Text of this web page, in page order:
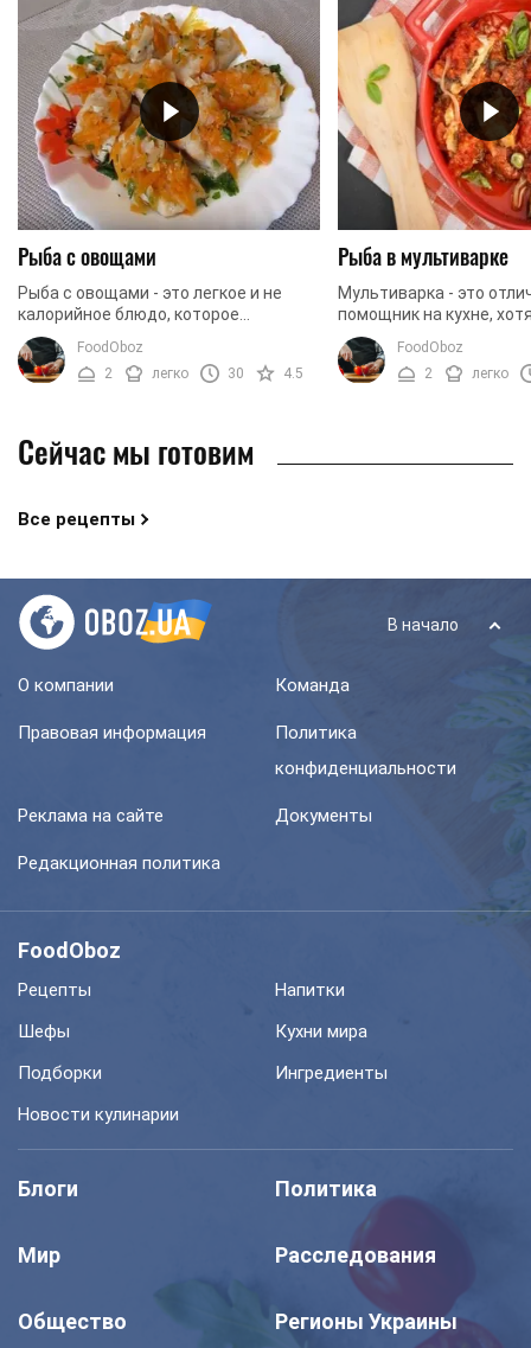
Рыба с овощами
Рыба с овощами - это легкое и не
калорийное блюдо, которое
готовится быстро и не сложно. Самая
подходящая рыба для этого блюда -
это филе хека или ...
FoodOboz
2
легко 30 4.5
Рыба в мультиварке
Мультиварка - это
помощник на кухне,
что может с
участия, приготовить
Конечно, нам ...
FoodOboz
2
легко
Сейчас мы готовим
Все рецепты
В начало
О компании Команда
Правовая информация
Политика
конфиденциальности
Реклама на сайте Документы
Редакционная политика
FoodOboz
Рецепты
Напитки
Шефы
Кухни мира
Подборки
Ингредиенты
Новости кулинарии
Блоги Политика
Мир Расследования
Общество Регионы Украины